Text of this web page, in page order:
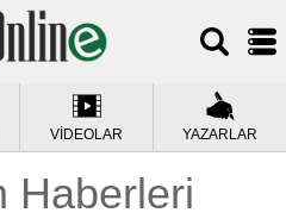
VİDEOLAR YAZARLAR
Haberleri